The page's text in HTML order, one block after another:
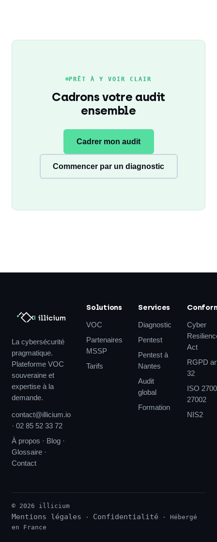
PRÊT À Y VOIR CLAIR
Cadrons votre audit
ensemble
Cadrer mon audit
Commencer par un diagnostic
La cybersécurité
pragmatique.
Plateforme VOC
souveraine et
expertise à la
demande.
contact@illicium.io
· 02 85 52 33 72
À propos · Blog ·
Glossaire ·
Contact
Solutions
VOC
Partenaires
MSSP
Tarifs
Services
Diagnostic
Pentest
Pentest à
Nantes
Audit
global
Formation
Cyber
Act
RGPD
32
ISO
27002
NIS2
© 2026 illicium
Mentions légales · Confidentialité · Hébergé
en France